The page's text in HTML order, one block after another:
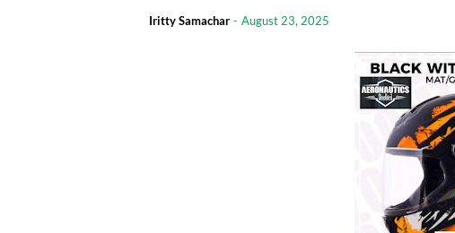
Iritty Samachar - August 23, 2025